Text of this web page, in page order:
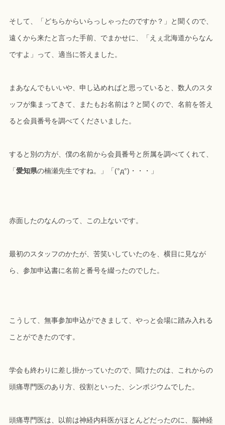
そして、「どちらからいらっしゃったのですか？」と聞くので、
遠くから来たと言った手前、でまかせに、「えぇ北海道からなん
ですよ」って、適当に答えました。
まあなんでもいいや、申し込めればと思っていると、数人のスタ
ッフが集まってきて、またもお名前は？と聞くので、名前を答え
ると会員番号を調べてくださいました。
すると別の方が、僕の名前から会員番号と所属を調べてくれて、
「愛知県の楠瀬先生ですね。」「(°д°)・・・」
赤面したのなんのって、この上ないです。
最初のスタッフのかたが、苦笑いしていたのを、横目に見なが
ら、参加申込書に名前と番号を綴ったのでした。
こうして、無事参加申込ができまして、やっと会場に踏み入れる
ことができたのです。
学会も終わりに差し掛かっていたので、聞けたのは、これからの
頭痛専門医のあり方、役割といった、シンポジウムでした。
頭痛専門医は、以前は神経内科医がほとんどだったのに、脳神経